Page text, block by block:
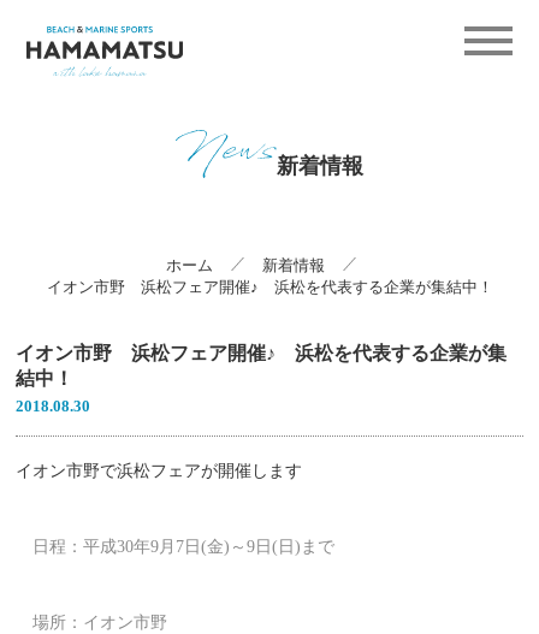
新着情報
ホーム
新着情報
イオン市野 浜松フェア開催♪ 浜松を代表する企業が集結中！
イオン市野 浜松フェア開催♪ 浜松を代表する企業が集
結中！
2018.08.30
イオン市野で浜松フェアが開催します
日程：平成30年9月7日(金)～9日(日)まで
場所：イオン市野